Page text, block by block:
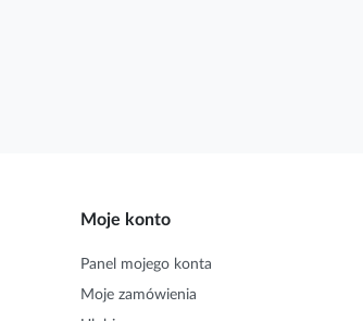
Moje konto
Panel mojego konta
Moje zamówienia